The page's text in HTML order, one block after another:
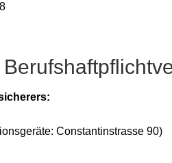
Constantinstrasse 90)